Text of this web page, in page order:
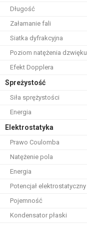
Długość
Załamanie fali
Siatka dyfrakcyjna
Poziom natężenia dzwięku
Efekt Dopplera
Spreżystość
Siła sprężystości
Energia
Elektrostatyka
Prawo Coulomba
Natężenie pola
Energia
Potencjał elektrostatyczny
Pojemność
Kondensator płaski